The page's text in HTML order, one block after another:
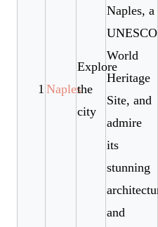
1 Naples
Explore
the
city
Naples, a
UNESCO
World
Heritage
Site, and
admire
its
stunning
and